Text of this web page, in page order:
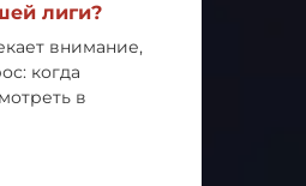
лиги?
внимание,
когда
в